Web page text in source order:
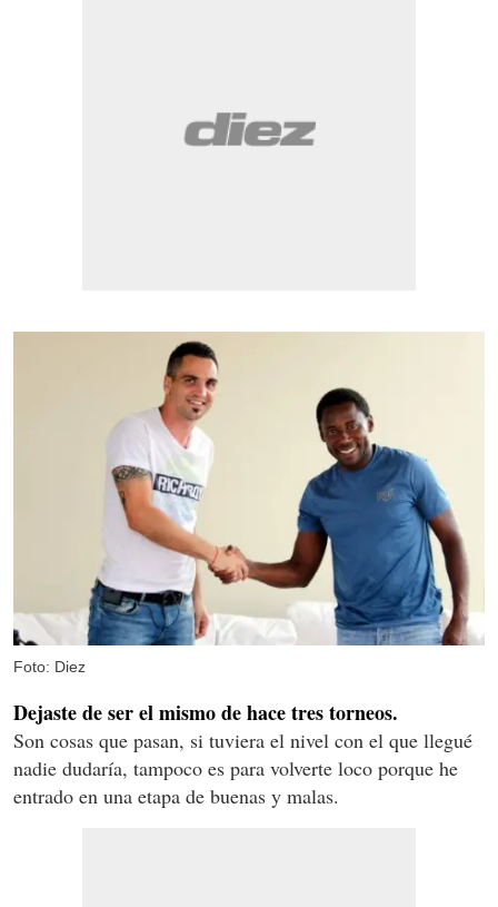
Foto: Diez
Dejaste de ser el mismo de hace tres torneos.
Son cosas que pasan, si tuviera el nivel con el que llegué
nadie dudaría, tampoco es para volverte loco porque he
entrado en una etapa de buenas y malas.